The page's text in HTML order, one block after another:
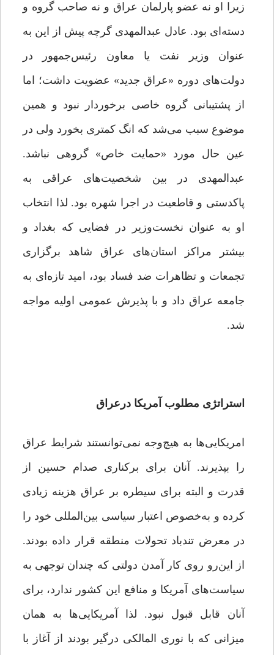
زیرا او نه عضو پارلمان عراق و نه صاحب گروه و
دسته‌ای بود. عادل عبدالمهدی گرچه پیش از این به
عنوان وزیر نفت یا معاون رئیس‌جمهور در
دولت‌های دوره «عراق جدید» عضویت داشت؛ اما
از پشتیبانی گروه خاصی برخوردار نبود و همین
موضوع سبب می‌شد که انگ کمتری بخورد ولی در
عین حال مورد «حمایت خاص» گروهی نباشد.
عبدالمهدی در بین شخصیت‌های عراقی به
پاکدستی و قاطعیت در اجرا شهره بود. لذا انتخاب
او به عنوان نخست‌وزیر در فضایی که بغداد و
بیشتر مراکز استان‌های عراق شاهد برگزاری
تجمعات و تظاهرات ضد فساد بود، امید تازه‌ای به
جامعه عراق داد و با پذیرش عمومی اولیه مواجه
شد.
استراتژی مطلوب آمریکا درعراق
امریکایی‌ها به هیچ‌وجه نمی‌توانستند شرایط عراق
را بپذیرند. آنان برای برکناری صدام حسین از
قدرت و البته برای سیطره بر عراق هزینه زیادی
کرده و به‌خصوص اعتبار سیاسی بین‌المللی خود را
در معرض تندباد تحولات منطقه قرار داده بودند.
از این‌رو روی کار آمدن دولتی که چندان توجهی به
سیاست‌های آمریکا و منافع این کشور ندارد، برای
آنان قابل قبول نبود. لذا آمریکایی‌ها به همان
میزانی که با نوری المالکی درگیر بودند از آغاز با